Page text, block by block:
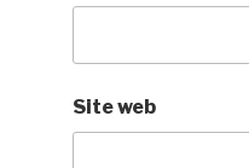
Site web